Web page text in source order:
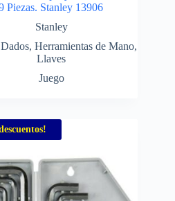
Piezas. Stanley 13906
Stanley
Dados, Herramientas de Mano,
Llaves
Juego